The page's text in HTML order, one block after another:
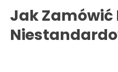
Jak Zamówić